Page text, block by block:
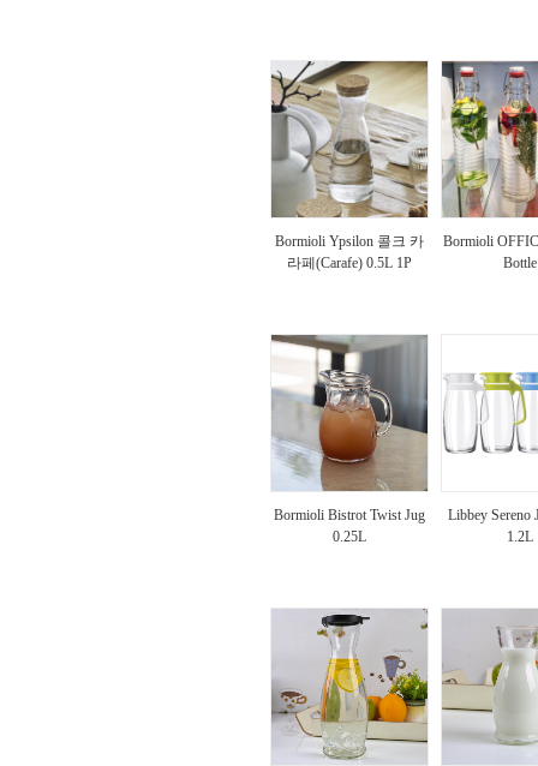
Bormioli Ypsilon 콜크 카
라페(Carafe) 0.5L 1P
Bormioli
Bottle
Bormioli Bistrot Twist Jug
0.25L
Libbey Sereno
1.2L